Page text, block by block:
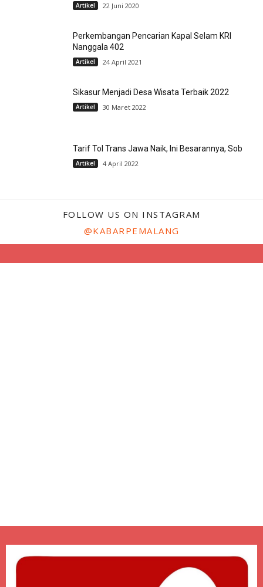
Artikel 22 Juni 2020
Perkembangan Pencarian Kapal Selam KRI
Nanggala 402
Artikel 24 April 2021
Sikasur Menjadi Desa Wisata Terbaik 2022
Artikel 30 Maret 2022
Tarif Tol Trans Jawa Naik, Ini Besarannya, Sob
Artikel 4 April 2022
FOLLOW US ON INSTAGRAM
@KABARPEMALANG